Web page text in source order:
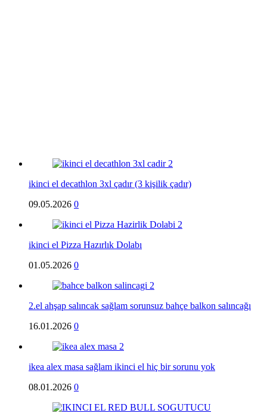
ikinci el decathlon 3xl çadır (3 kişilik çadır)
09.05.2026 0
ikinci el Pizza Hazırlık Dolabı
01.05.2026 0
2.el ahşap salıncak sağlam sorunsuz bahçe balkon salıncağı
16.01.2026 0
ikea alex masa sağlam ikinci el hiç bir sorunu yok
08.01.2026 0